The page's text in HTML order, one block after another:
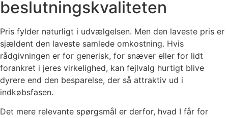
beslutningskvaliteten
Pris fylder naturligt i udvælgelsen. Men den laveste pris er
sjældent den laveste samlede omkostning. Hvis
rådgivningen er for generisk, for snæver eller for lidt
forankret i jeres virkelighed, kan fejlvalg hurtigt blive
dyrere end den besparelse, der så attraktiv ud i
indkøbsfasen.
Det mere relevante spørgsmål er derfor, hvad I får for